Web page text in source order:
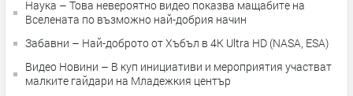
Наука – Това невероятно видео показва мащабите на
Вселената по възможно най-добрия начин
Забавни – Най-доброто от Хъбъл в 4K Ultra HD (NASA, ESA)
Видео Новини – В куп инициативи и мероприятия участват
малките гайдари на Младежкия център